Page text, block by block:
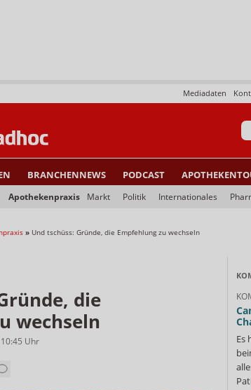
Mediadaten
BRANCHENNEWS PODCAST
Apothekenpraxis Markt Politik Internationales
» Und tschüss: Gründe, die Empfehlung zu wechseln
die
wechseln
Uhr
Es